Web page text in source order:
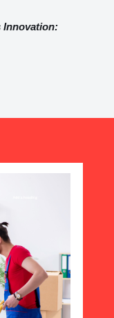
Innovation: